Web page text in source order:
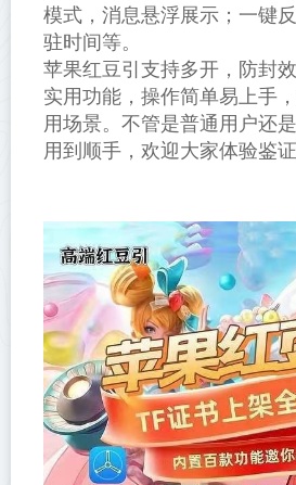
模式，消息悬浮展示；一键
驻时间等。
苹果红豆引支持多开，防封
实用功能，操作简单易上手
用场景。不管是普通用户还
用到顺手，欢迎大家体验鉴证